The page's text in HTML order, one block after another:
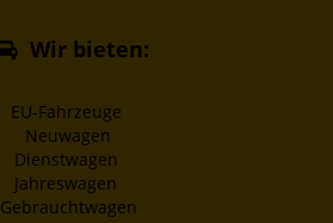
Wir bieten:
EU-Fahrzeuge
Neuwagen
Dienstwagen
Jahreswagen
Gebrauchtwagen